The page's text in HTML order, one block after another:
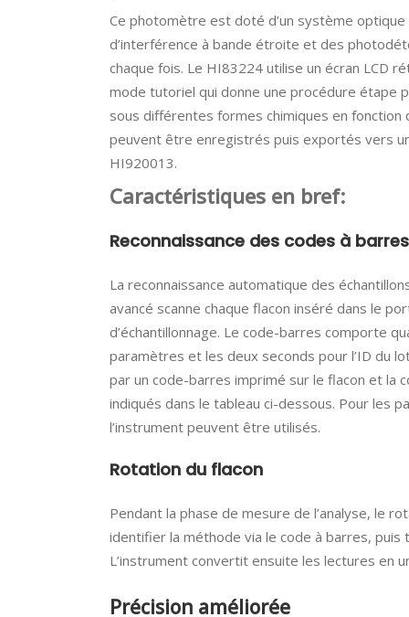
Ce photomètre est doté d’un système
d’interférence à bande étroite et des
chaque fois. Le HI83224 utilise un écran LCD
mode tutoriel qui donne une procédure étape
sous différentes formes chimiques en
peuvent être enregistrés puis exportés vers
HI920013.
Caractéristiques en bref:
Reconnaissance des codes à barres
La reconnaissance automatique des
avancé scanne chaque flacon inséré dans le
d’échantillonnage. Le code-barres comporte
paramètres et les deux seconds pour l’ID du
par un code-barres imprimé sur le flacon et la
indiqués dans le tableau ci-dessous. Pour les
l’instrument peuvent être utilisés.
Rotation du flacon
Pendant la phase de mesure de l’analyse, le
identifier la méthode via le code à barres,
L’instrument convertit ensuite les lectures en
Précision améliorée